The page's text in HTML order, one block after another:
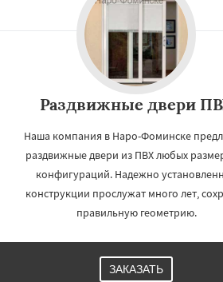
Раздвижные двери
Наша компания в Наро-Фоминске
раздвижные двери из ПВХ любых
конфигураций. Надежно
конструкции прослужат много лет,
правильную геометрию.
ЗАКАЗАТЬ